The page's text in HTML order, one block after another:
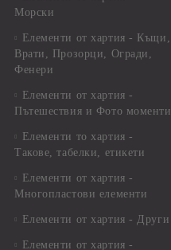
Морски
Елементи от хартия - Къщи,
Врати, Прозорци, Огради,
Фенери
Елементи от хартия -
Пътешествия и Фото моменти
Елементи то хартия -
Такове, табелки, етикети
Елементи от хартия -
Многопластови елементи
Елементи от хартия - Други
Елементи от хартия -